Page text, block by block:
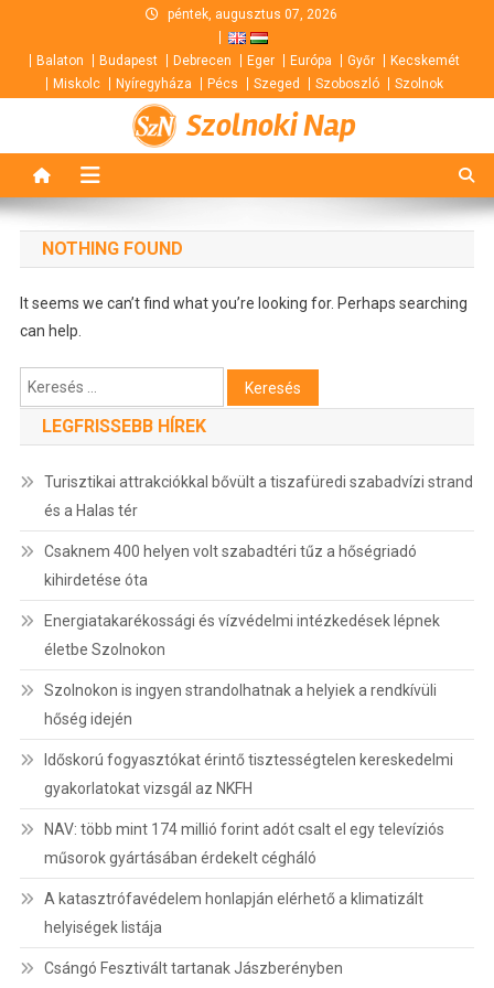
content
péntek, augusztus 07, 2026
Balaton Budapest Debrecen Eger Európa Győr
Kecskemét
Miskolc
Nyíregyháza Pécs Szeged Szoboszló Szolnok
Szolnoki Nap
NOTHING FOUND
It seems we can’t find what you’re looking for. Perhaps searching
can help.
Keresés:
LEGFRISSEBB HÍREK
Turisztikai attrakciókkal bővült a tiszafüredi szabadvízi strand
és a Halas tér
Csaknem 400 helyen volt szabadtéri tűz a hőségriadó
kihirdetése óta
Energiatakarékossági és vízvédelmi intézkedések lépnek
életbe Szolnokon
Szolnokon is ingyen strandolhatnak a helyiek a rendkívüli
hőség idején
Időskorú fogyasztókat érintő tisztességtelen kereskedelmi
gyakorlatokat vizsgál az NKFH
NAV: több mint 174 millió forint adót csalt el egy televíziós
műsorok gyártásában érdekelt cégháló
A katasztrófavédelem honlapján elérhető a klimatizált
helyiségek listája
Csángó Fesztivált tartanak Jászberényben